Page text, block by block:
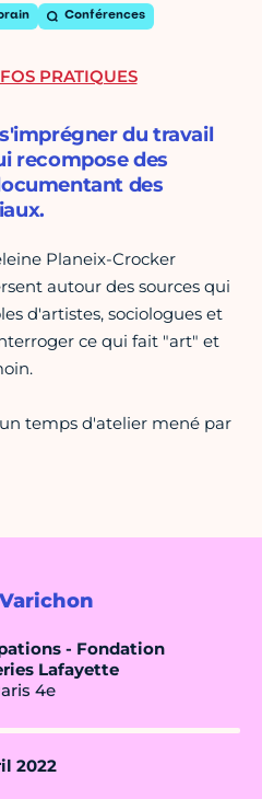
Conférences
- Fondation
Lafayette
4e
2022
du travail
recompose des
des
Planeix-Crocker
autour des sources qui
d'artistes, sociologues et
ce qui fait "art" et
temps d'atelier mené par
PRATIQUES